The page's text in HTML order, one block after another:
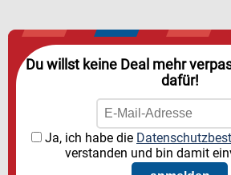
Du willst keine Deal mehr
dafür!
Ja, ich habe die
verstanden und bin damit